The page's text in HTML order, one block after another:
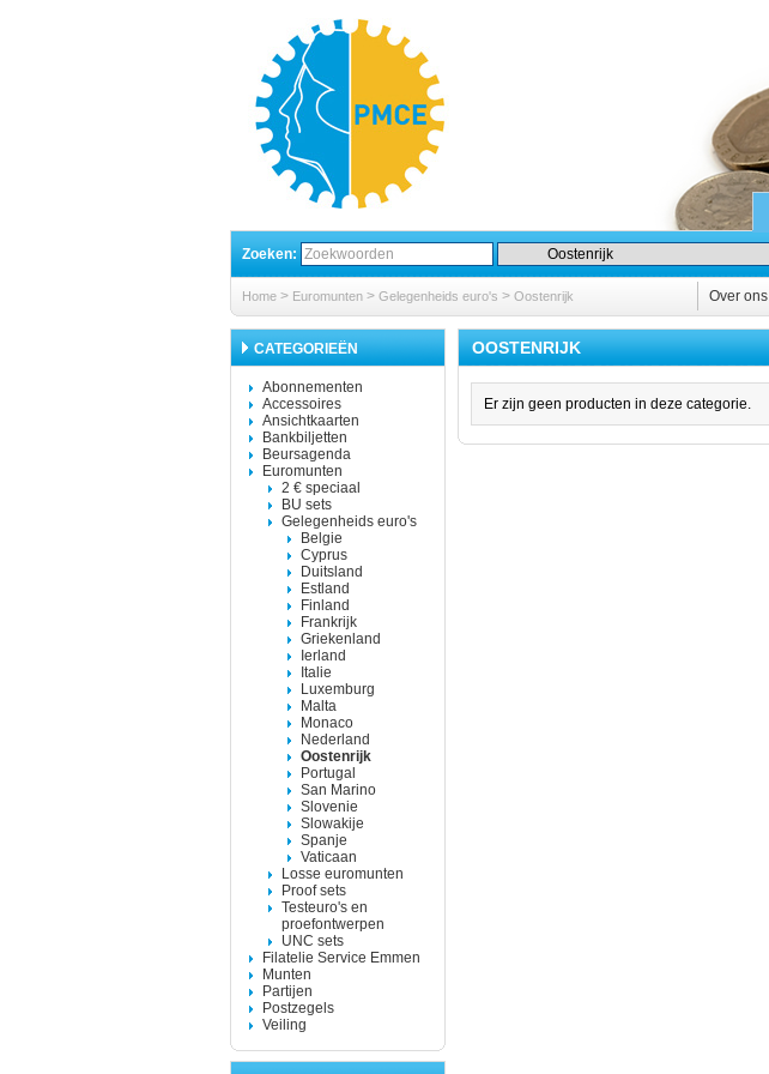
Zoeken:
Home > Euromunten > Gelegenheids euro's > Oostenrijk Over ons
CATEGORIEËN
Abonnementen
Accessoires
Ansichtkaarten
Bankbiljetten
Beursagenda
Euromunten
2 € speciaal
BU sets
Gelegenheids euro's
Belgie
Cyprus
Duitsland
Estland
Finland
Frankrijk
Griekenland
Ierland
Italie
Luxemburg
Malta
Monaco
Nederland
Oostenrijk
Portugal
San Marino
Slovenie
Slowakije
Spanje
Vaticaan
Losse euromunten
Proof sets
Testeuro's en
proefontwerpen
UNC sets
Filatelie Service Emmen
Munten
Partijen
Postzegels
Veiling
OOSTENRIJK
Er zijn geen producten in deze categorie.